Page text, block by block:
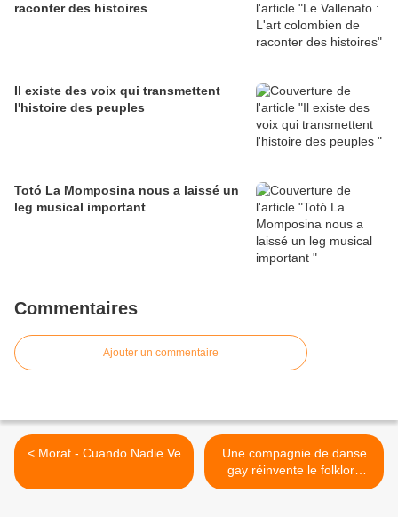
raconter des histoires
Il existe des voix qui transmettent
l'histoire des peuples
Totó La Momposina nous a laissé un
leg musical important
Commentaires
Ajouter un commentaire
< Morat - Cuando Nadie Ve
Une compagnie de danse
gay réinvente le folklore
traditionnel mexicain >